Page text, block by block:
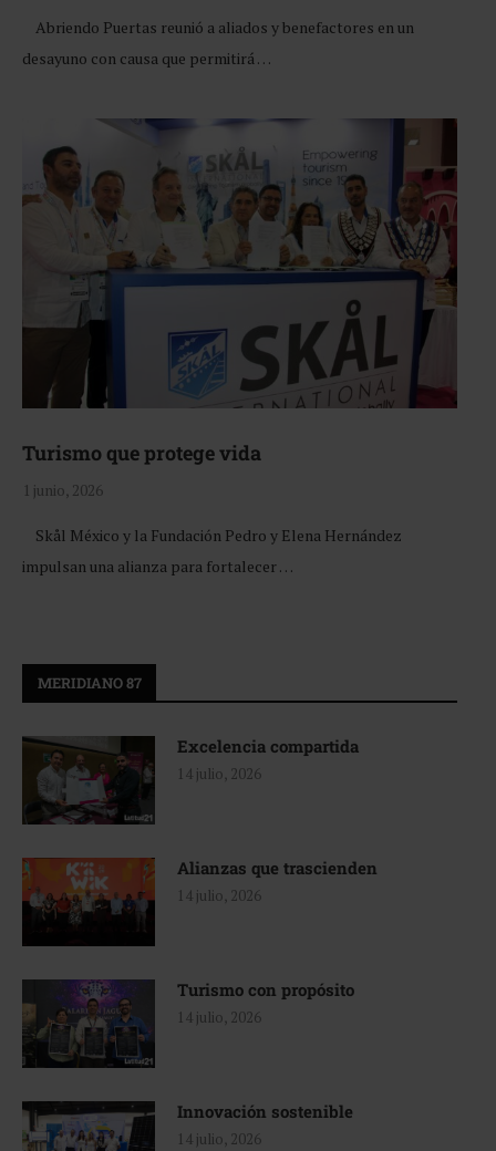
Abriendo Puertas reunió a aliados y benefactores en un
desayuno con causa que permitirá …
Turismo que protege vida
1 junio, 2026
Skål México y la Fundación Pedro y Elena Hernández
impulsan una alianza para fortalecer …
MERIDIANO 87
Excelencia compartida
14 julio, 2026
Alianzas que trascienden
14 julio, 2026
Turismo con propósito
14 julio, 2026
Innovación sostenible
14 julio, 2026